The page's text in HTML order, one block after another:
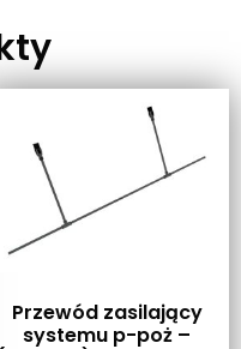
Przewód zasilający
systemu p-poż –